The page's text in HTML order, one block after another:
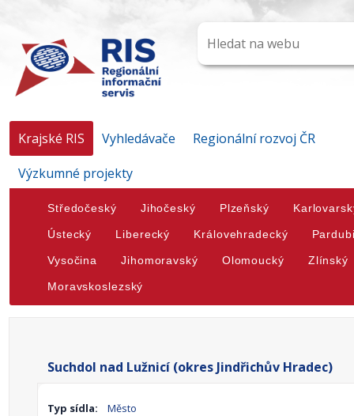
Krajské RIS Vyhledávače
Regionální rozvoj ČR
Výzkumné projekty
Středočeský Jihočeský Plzeňský
Ústecký Liberecký Královehradecký
Vysočina Jihomoravský Olomoucký Zlínský
Moravskoslezský
Suchdol nad Lužnicí (okres Jindřichův Hradec)
Typ sídla:
Město